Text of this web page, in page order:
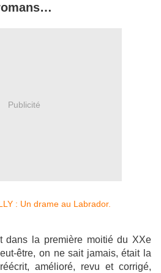
Publicité
dans la première moitié du XXe
être, on ne sait jamais, était la
amélioré, revu et corrigé,